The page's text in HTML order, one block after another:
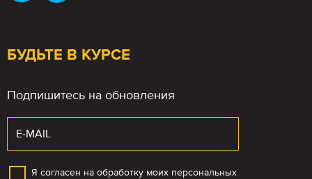
БУДЬТЕ В КУРСЕ
Подпишитесь на обновления
Я согласен на обработку моих персональных